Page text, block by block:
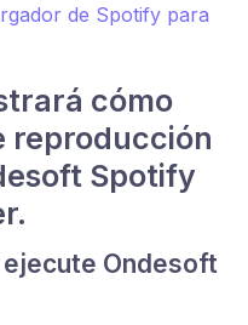
de Spotify para
cómo
reproducción
Spotify
Ondesoft